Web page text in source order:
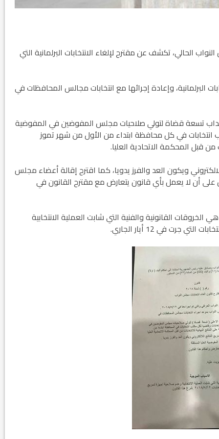
الحالي، تكشف عن مقترح لإلغاء الانتخابات البرلمانية التي
البرلمانية، وإعادة إجرائها مع انتخابات مجالس المحافظات في
تسعة قضاة لتولي صلاحيات مجلس المفوضين في المفوضية
انتخابات في كل محافظة ابتداء من الأول من شهر تموز
من قبل المحكمة الاتحادية العليا.
ويكون العد والفرز يدويا، كما اقترح إقالة أعضاء مجلس
على أن لا يعمل بأي قانون يتعارض مع مقترح القانون في
القانونية والفنية التي شابت العملية الانتخابية
جرت في 12 أيار الجاري.